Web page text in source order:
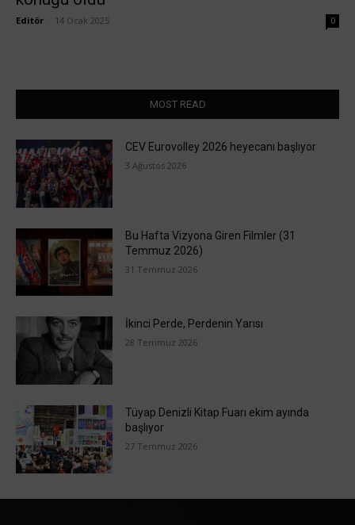
Editör 14 Ocak 2025 0
MOST READ
CEV Eurovolley 2026 heyecanı başlıyor
3 Ağustos 2026
Bu Hafta Vizyona Giren Filmler (31
Temmuz 2026)
31 Temmuz 2026
İkinci Perde, Perdenin Yarısı
28 Temmuz 2026
Tüyap Denizli Kitap Fuarı ekim ayında
başlıyor
27 Temmuz 2026